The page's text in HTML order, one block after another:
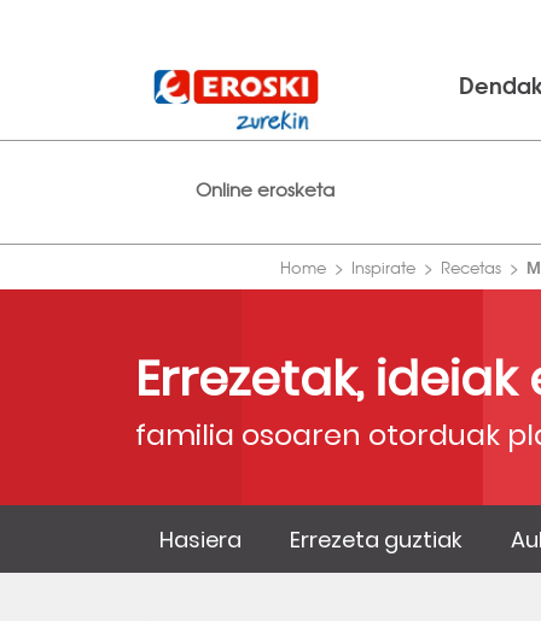
Online erosketa
Home Inspirate Recetas
Errezetak,
familia osoaren otorduak
Hasiera Errezeta guztiak